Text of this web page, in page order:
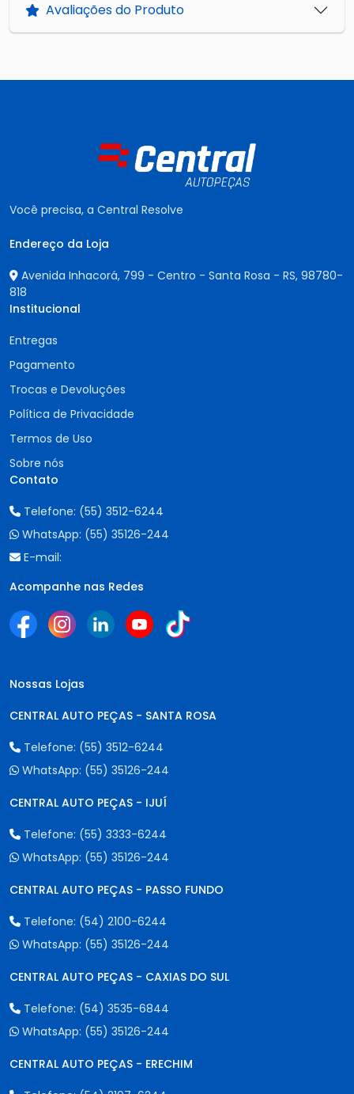
Avaliações do Produto
Você precisa, a Central Resolve
Endereço da Loja
Avenida Inhacorá, 799 - Centro - Santa Rosa - RS, 98780-
818
Institucional
Entregas
Pagamento
Trocas e Devoluções
Política de Privacidade
Termos de Uso
Sobre nós
Contato
Telefone: (55) 3512-6244
WhatsApp: (55) 35126-244
E-mail:
Acompanhe nas Redes
Nossas Lojas
CENTRAL AUTO PEÇAS - SANTA ROSA
Telefone: (55) 3512-6244
WhatsApp: (55) 35126-244
CENTRAL AUTO PEÇAS - IJUÍ
Telefone: (55) 3333-6244
WhatsApp: (55) 35126-244
CENTRAL AUTO PEÇAS - PASSO FUNDO
Telefone: (54) 2100-6244
WhatsApp: (55) 35126-244
CENTRAL AUTO PEÇAS - CAXIAS DO SUL
Telefone: (54) 3535-6844
WhatsApp: (55) 35126-244
CENTRAL AUTO PEÇAS - ERECHIM